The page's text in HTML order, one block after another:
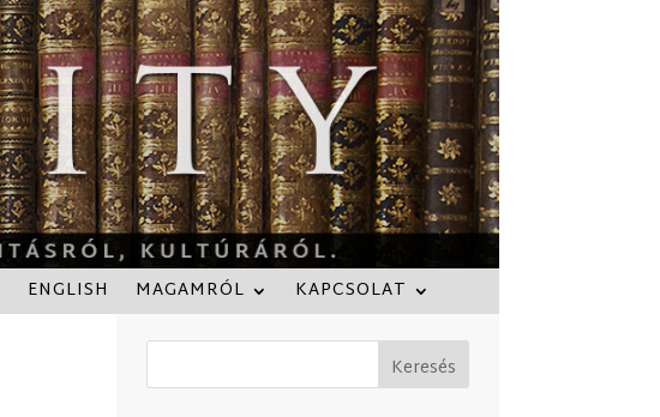
ENGLISH MAGAMRÓL KAPCSOLAT